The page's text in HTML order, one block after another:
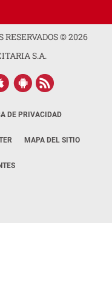
RESERVADOS ©2026
S.A.
DE PRIVACIDAD
MAPA DEL SITIO